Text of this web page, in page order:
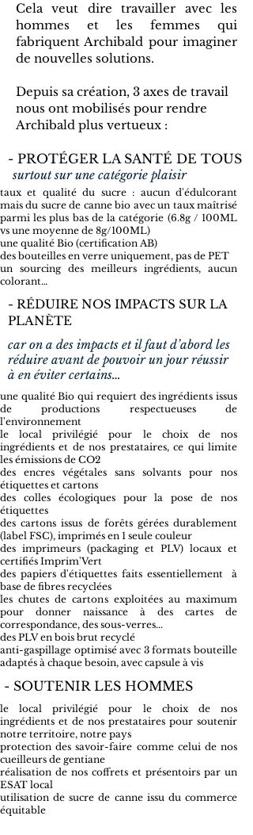
Cela veut dire travailler avec les
hommes et les femmes qui
fabriquent Archibald pour imaginer
de nouvelles solutions.
Depuis sa création, 3 axes de travail
nous ont mobilisés pour rendre
Archibald plus vertueux :
- PROTÉGER LA SANTÉ DE TOUS
surtout sur une catégorie plaisir
taux et qualité du sucre : aucun d'édulcorant
mais du sucre de canne bio avec un taux maîtrisé
parmi les plus bas de la catégorie (6.8g / 100ML
vs une moyenne de 8g/100ML)
une qualité Bio (certification AB)
des bouteilles en verre uniquement, pas de PET
un sourcing des meilleurs ingrédients, aucun
colorant…
- RÉDUIRE NOS IMPACTS SUR LA
PLANÈTE
car on a des impacts et il faut d’abord les
réduire avant de pouvoir un jour réussir
à en éviter certains…
une qualité Bio qui requiert des ingrédients issus
de productions respectueuses de
l'environnement
le local privilégié pour le choix de nos
ingrédients et de nos prestataires, ce qui limite
les émissions de CO2
des encres végétales sans solvants pour nos
étiquettes et cartons
des colles écologiques pour la pose de nos
étiquettes
des cartons issus de forêts gérées durablement
(label FSC), imprimés en 1 seule couleur
des imprimeurs (packaging et PLV) locaux et
certifiés Imprim'Vert
des papiers d'étiquettes faits essentiellement à
base de fibres recyclées
les chutes de cartons exploitées au maximum
pour donner naissance à des cartes de
correspondance, des sous-verres...
des PLV en bois brut recyclé
anti-gaspillage optimisé avec 3 formats bouteille
adaptés à chaque besoin, avec capsule à vis
- SOUTENIR LES HOMMES
le local privilégié pour le choix de nos
ingrédients et de nos prestataires pour soutenir
notre territoire, notre pays
protection des savoir-faire comme celui de nos
cueilleurs de gentiane
réalisation de nos coffrets et présentoirs par un
ESAT local
utilisation de sucre de canne issu du commerce
équitable